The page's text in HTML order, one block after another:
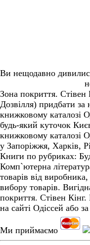
Ви нещодавно
Зона покриття.
Дозвілля) придбати
книжковому каталозі
будь-який куточок
книжковому каталозі
у Запоріжжя, Харків,
Книги по рубриках:
Комп`ютерна
товарів від
вибору товарів.
покриття. Стівен
на сайті Одіссей або
Ми приймаємо